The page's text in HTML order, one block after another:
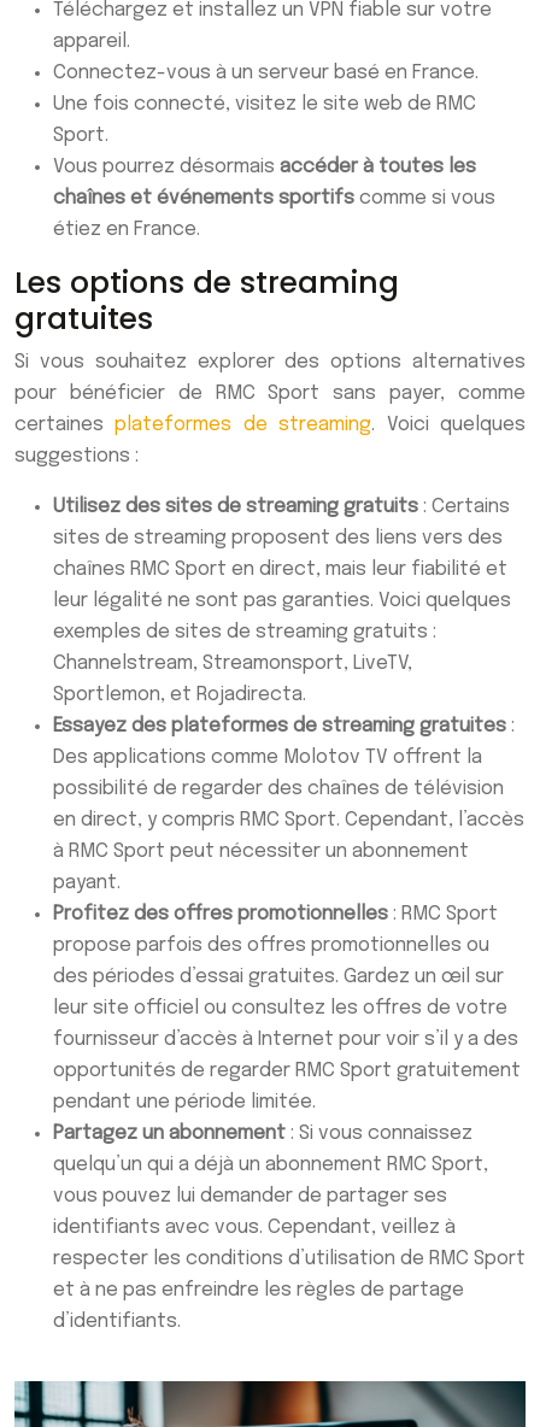
Téléchargez et installez un VPN fiable sur votre
appareil.
Connectez-vous à un serveur basé en France.
Une fois connecté, visitez le site web de RMC
Sport.
Vous pourrez désormais accéder à toutes les
chaînes et événements sportifs comme si vous
étiez en France.
Les options de streaming
gratuites
Si vous souhaitez explorer des options alternatives
pour bénéficier de RMC Sport sans payer, comme
certainesplateformes de streaming. Voici quelques
suggestions :
Utilisez des sites de streaming gratuits : Certains
sites de streaming proposent des liens vers des
chaînes RMC Sport en direct, mais leur fiabilité et
leur légalité ne sont pas garanties. Voici quelques
exemples de sites de streaming gratuits :
Channelstream, Streamonsport, LiveTV,
Sportlemon, et Rojadirecta.
Essayez des plateformes de streaming gratuites :
Des applications comme Molotov TV offrent la
possibilité de regarder des chaînes de télévision
en direct, y compris RMC Sport. Cependant, l’accès
à RMC Sport peut nécessiter un abonnement
payant.
Profitez des offres promotionnelles : RMC Sport
propose parfois des offres promotionnelles ou
des périodes d’essai gratuites. Gardez un œil sur
leur site officiel ou consultez les offres de votre
fournisseur d’accès à Internet pour voir s’il y a des
opportunités de regarder RMC Sport gratuitement
pendant une période limitée.
Partagez un abonnement : Si vous connaissez
quelqu’un qui a déjà un abonnement RMC Sport,
vous pouvez lui demander de partager ses
identifiants avec vous. Cependant, veillez à
respecter les conditions d’utilisation de RMC Sport
et à ne pas enfreindre les règles de partage
d’identifiants.